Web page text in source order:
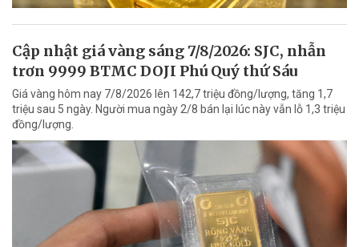
Cập nhật giá vàng sáng 7/8/2026: SJC, nhẫn
trơn 9999 BTMC DOJI Phú Quý thứ Sáu
Giá vàng hôm nay 7/8/2026 lên 142,7 triệu đồng/lượng, tăng 1,7
triệu sau 5 ngày. Người mua ngày 2/8 bán lại lúc này vẫn lỗ 1,3 triệu
đồng/lượng.